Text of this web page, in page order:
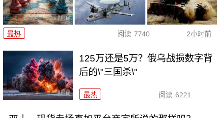
最热 阅读 7740 2小时前
125万还是5万？俄乌战损数字背
后的\"三国杀\"
最热 阅读 6221